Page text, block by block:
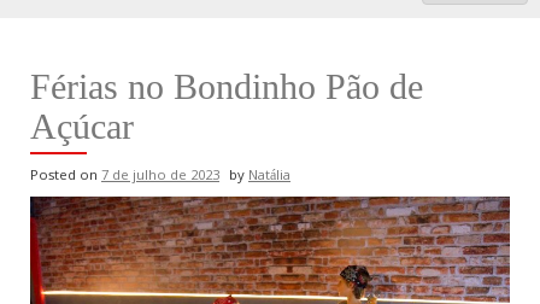
Férias no Bondinho Pão de
Açúcar
Posted on 7 de julho de 2023 byNatália